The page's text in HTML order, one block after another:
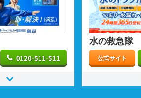
0120-511-511
水の救急隊
公式サイト